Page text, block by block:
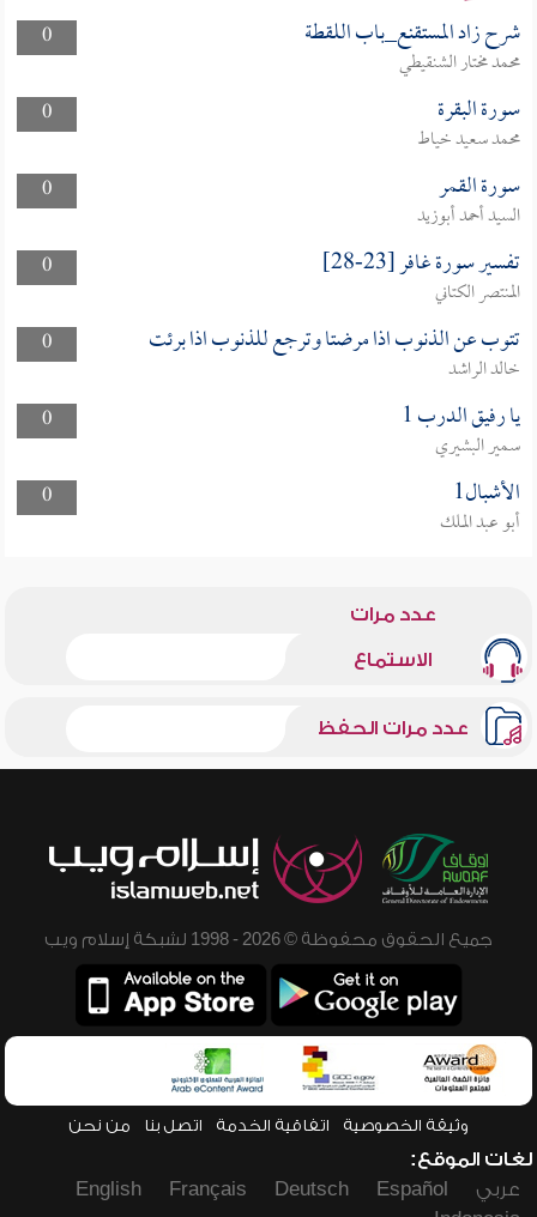
0 شرح زاد المستقنع_باب اللقطة
محمد مختار الشنقيطي
0
سورة البقرة
محمد سعيد خياط
0
سورة القمر
السيد أحمد أبوزيد
0
تفسير سورة غافر [23-28]
المنتصر الكتاني
0
تتوب عن الذنوب اذا مرضتا وترجع للذنوب اذا برئت
خالد الراشد
0
يا رفيق الدرب 1
سمير البشيري
0
الأشبال1
أبو عبد الملك
عدد مرات
الاستماع
عدد مرات الحفظ
جميع الحقوق محفوظة © 2026 - 1998 لشبكة إسلام ويب
وثيقة الخصوصية اتفاقية الخدمة اتصل بنا من نحن
لغات الموقع:
عربي
Español
Deutsch
Français
English